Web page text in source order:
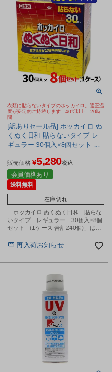
衣類に貼らないタイプのホッカイロ。適正温
度が安定的に持続します。40℃以上 20時
間
[訳ありセール品] ホッカイロ ぬ
くぬく日和 貼らないタイプ レ
ギュラー 30個入×8個セット （1
用期限2027年4月30日まで [平
均55℃/20時間持続]
販売価格 ¥5,280税込
会員価格あり
送料無料
在庫切れ
「ホッカイロ ぬくぬく日和 貼らな
いタイプ レギュラー 30個入×8個
セット （1ケース 合計240個)」は、
です。再入荷お知らせ